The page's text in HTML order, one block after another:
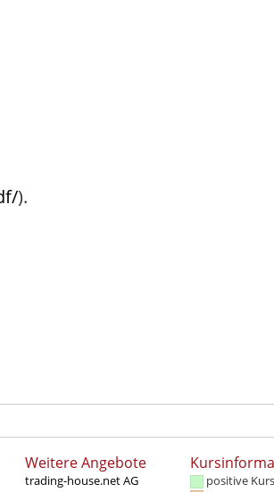
).
Weitere Angebote
trading-house.net AG
positive